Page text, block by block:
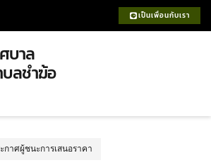
เป็นเพื่อนกับเรา
บาล
ลชำฆ้อ
กาศผู้ชนะการเสนอราคา